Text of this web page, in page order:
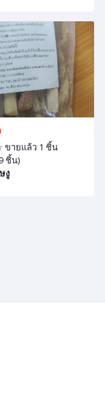
ขายแล้ว 1 ชิ้น
ชิ้น)
งู